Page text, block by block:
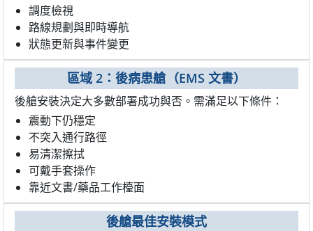
調度檢視
路線規劃與即時導航
狀態更新與事件變更
區域 2：後病患艙（EMS 文書）
後艙安裝決定大多數部署成功與否。需滿足以下條件：
震動下仍穩定
不突入通行路徑
易清潔擦拭
可戴手套操作
靠近文書/藥品工作檯面
後艙最佳安裝模式